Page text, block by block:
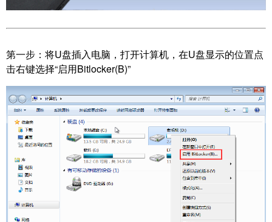
第一步： 将U盘插入电脑，打开计算机，在U盘显示的位置点
击右键选择“启用Bitlocker(B)”